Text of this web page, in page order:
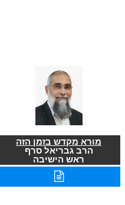
מורא מקדש בזמן הזה
הרב גבריאל סרף
ראש הישיבה